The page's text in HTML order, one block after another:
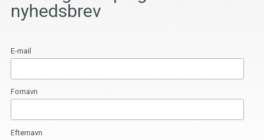
nyhedsbrev
E-mail
Fornavn
Efternavn